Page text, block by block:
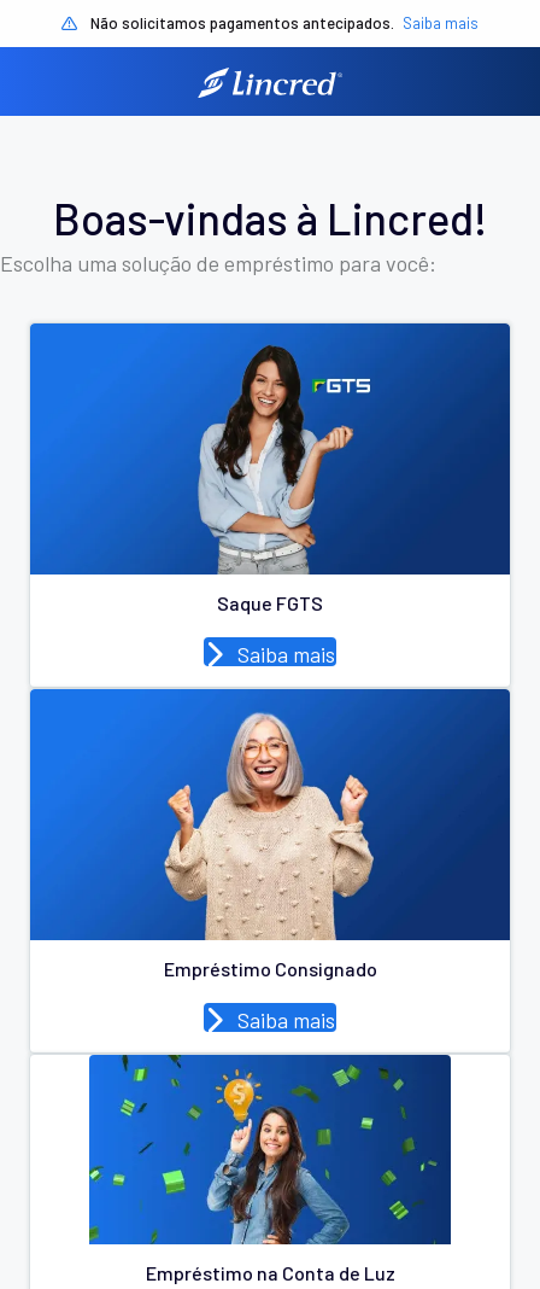
Não solicitamos pagamentos antecipados. Saiba mais
Boas-vindas à Lincred!
Escolha uma solução de empréstimo para você:
Saque FGTS
Saiba mais
Empréstimo Consignado
Saiba mais
Empréstimo na Conta de Luz